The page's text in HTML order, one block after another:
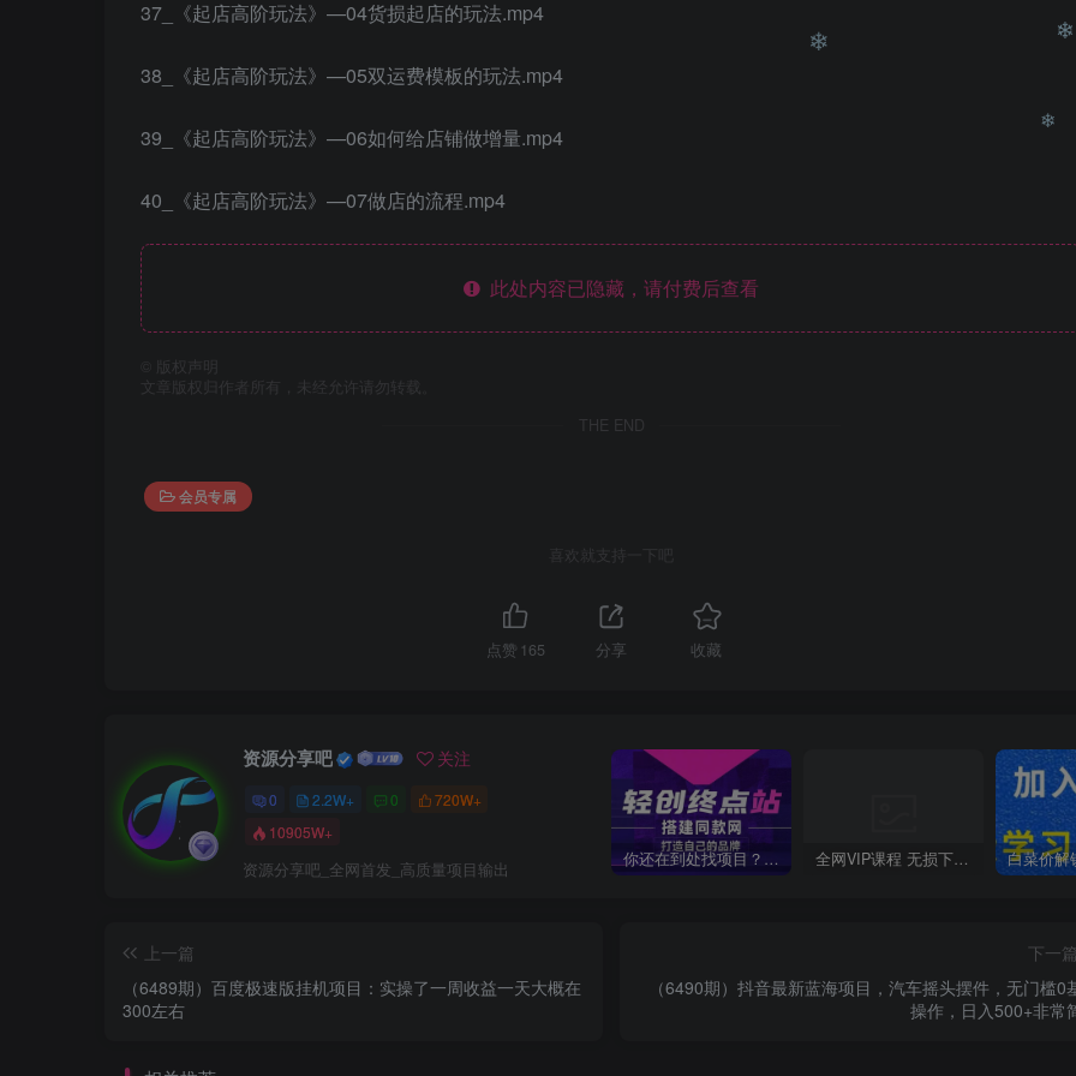
37_《起店高阶玩法》—04货损起店的玩法.mp4
38_《起店高阶玩法》—05双运费模板的玩法.mp4
39_《起店高阶玩法》—06如何给店铺做增量.mp4
40_《起店高阶玩法》—07做店的流程.mp4
此处内容已隐藏，请付费后查看
版权声明
文章版权归作者所有，未经允许请勿转载。
THE END
会员专属
喜欢就支持一下吧
点赞 165 分享 收藏
资源分享吧 关注
0 2.2W+ 0
720W+
10905W+
资源分享吧_全网首发_高质量项目输出 你还在到处找项目？还在当韭菜？我靠卖项目一个月收入5万+，曾经我也是个失败者。 全网VIP课程 无损下载~
上一篇
（6489期）百度极速版挂机项目：实操了一周收益一天大概在
300左右
下一
（6490期）抖音最新蓝海项目，汽车摇头摆件，无门槛0
操作，日入500+非常
❄